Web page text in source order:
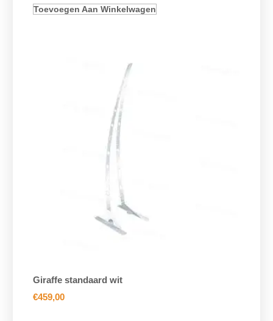
Toevoegen Aan Winkelwagen
Giraffe standaard wit
€459,00